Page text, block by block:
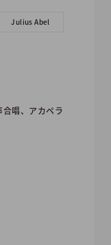
Julius Abel
合唱、アカペラ